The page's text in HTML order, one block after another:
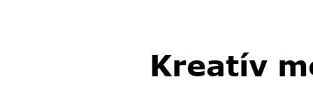
Kreatív